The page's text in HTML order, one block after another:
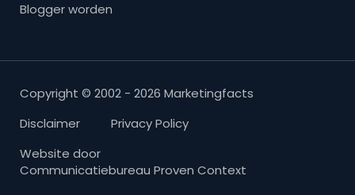
Blogger worden
Copyright © 2002 - 2026 Marketingfacts
Disclaimer
Privacy Policy
Website door
Communicatiebureau Proven Context